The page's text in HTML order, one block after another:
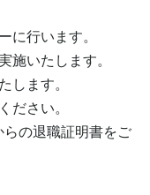
行います。
いたします。
ます。
さい。
の退職証明書をご